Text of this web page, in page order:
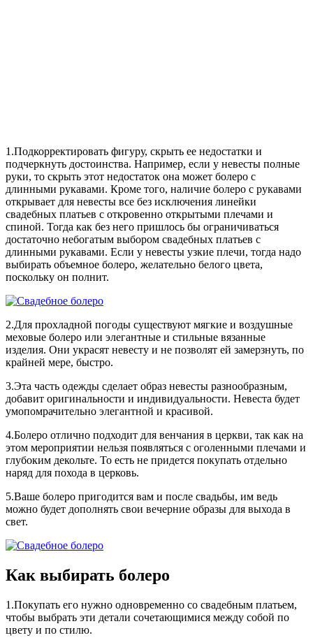
1.Подкорректировать фигуру, скрыть ее недостатки и
подчеркнуть достоинства. Например, если у невесты полные
руки, то скрыть этот недостаток она может болеро с
длинными рукавами. Кроме того, наличие болеро с рукавами
открывает для невесты все без исключения линейки
свадебных платьев с откровенно открытыми плечами и
спиной. Тогда как без него пришлось бы ограничиваться
достаточно небогатым выбором свадебных платьев с
длинными рукавами. Если у невесты узкие плечи, тогда надо
выбирать объемное болеро, желательно белого цвета,
поскольку он полнит.
2.Для прохладной погоды существуют мягкие и воздушные
меховые болеро или элегантные и стильные вязанные
изделия. Они украсят невесту и не позволят ей замерзнуть, по
крайней мере, быстро.
3.Эта часть одежды сделает образ невесты разнообразным,
добавит оригинальности и индивидуальности. Невеста будет
умопомрачительно элегантной и красивой.
4.Болеро отлично подходит для венчания в церкви, так как на
этом мероприятии нельзя появляться с оголенными плечами и
глубоким декольте. То есть не придется покупать отдельно
наряд для похода в церковь.
5.Ваше болеро пригодится вам и после свадьбы, им ведь
можно будет дополнять свои вечерние образы для выхода в
свет.
Как выбирать болеро
1.Покупать его нужно одновременно со свадебным платьем,
чтобы выбрать эти детали сочетающимися между собой по
цвету и по стилю.